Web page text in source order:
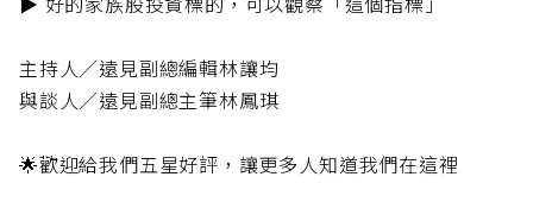
主持人／遠見副總編輯林讓均
與談人／遠見副總主筆林鳳琪
🌟歡迎給我們五星好評，讓更多人知道我們在這裡